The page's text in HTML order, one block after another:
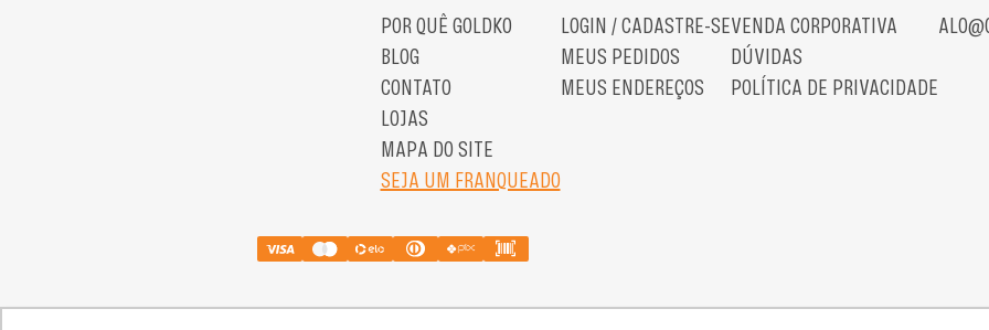
POR QUÊ GOLDKO
BLOG
CONTATO
LOJAS
MAPA DO SITE
SEJA UM FRANQUEADO
LOGIN / CADASTRE-SE
MEUS PEDIDOS
MEUS ENDEREÇOS
VENDA CORPORATIVA
DÚVIDAS
POLÍTICA DE PRIVACIDADE